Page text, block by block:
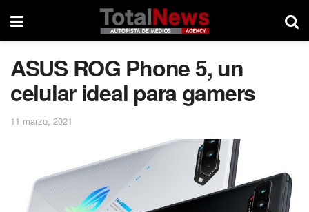
ASUS ROG Phone 5, un
celular ideal para gamers
11 marzo, 2021